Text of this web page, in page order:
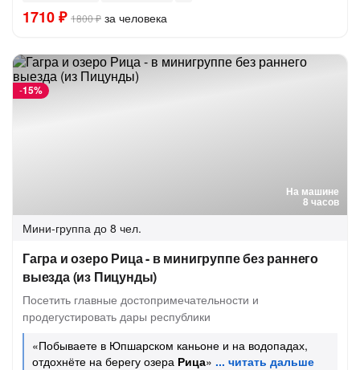
1710 ₽ 1800 ₽ за человека
На машине
8 часов
-15%
Мини-группа до 8 чел.
Гагра и озеро Рица - в минигруппе без раннего
выезда (из Пицунды)
Посетить главные достопримечательности и
продегустировать дары республики
«Побываете в Юпшарском каньоне и на водопадах,
отдохнёте на берегу озера Рица»